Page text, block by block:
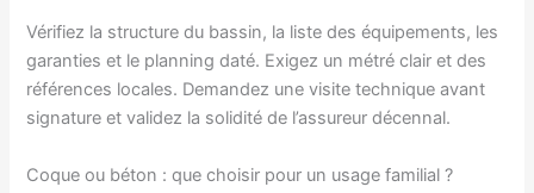
Vérifiez la structure du bassin, la liste des équipements, les
garanties et le planning daté. Exigez un métré clair et des
références locales. Demandez une visite technique avant
signature et validez la solidité de l’assureur décennal.
Coque ou béton : que choisir pour un usage familial ?